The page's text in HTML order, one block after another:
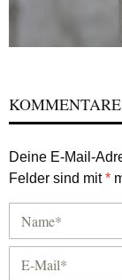
KOMMENTARE
Deine E-Mail-
Felder sind mit*